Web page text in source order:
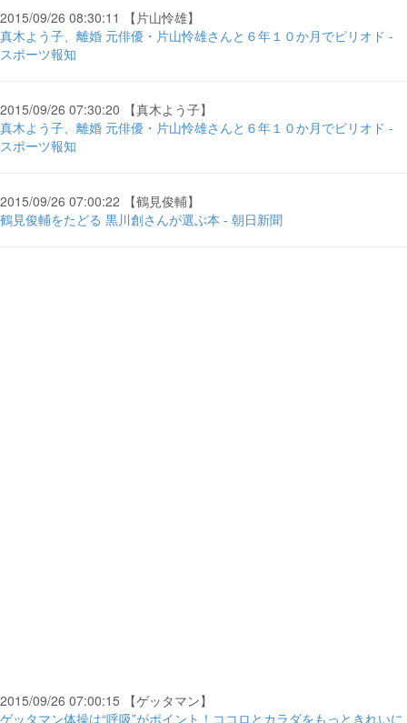
2015/09/26 08:30:11 【片山怜雄】
真木よう子、離婚 元俳優・片山怜雄さんと６年１０か月でピリオド -
スポーツ報知
2015/09/26 07:30:20 【真木よう子】
真木よう子、離婚 元俳優・片山怜雄さんと６年１０か月でピリオド -
スポーツ報知
2015/09/26 07:00:22 【鶴見俊輔】
鶴見俊輔をたどる 黒川創さんが選ぶ本 - 朝日新聞
2015/09/26 07:00:15 【ゲッタマン】
ゲッタマン体操は“呼吸”がポイント！ココロとカラダをもっときれいに